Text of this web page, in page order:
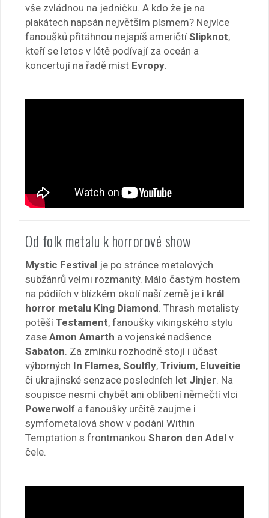
vše zvládnou na jedničku. A kdo že je na
plakátech napsán největším písmem? Nejvíce
fanoušků přitáhnou nejspíš američtí Slipknot,
kteří se letos v létě podívají za oceán a
koncertují na řadě míst Evropy
Od folk metalu k horrorové show
Mystic Festival je po stránce metalových
subžánrů velmi rozmanitý. Málo častým hostem
na pódiích v blízkém okolí naší země je i král
horror metalu King Diamond . Thrash metalisty
potěší Testament, fanoušky vikingského stylu
zase Amon Amarth a vojenské nadšence
Sabaton . Za zmínku rozhodně stojí i účast
výborných In Flames, Soulfly, Trivium, Eluveitie
či ukrajinské senzace posledních let Jinjer . Na
soupisce nesmí chybět ani oblíbení němečtí vlci
Powerwolf a fanoušky určitě zaujme i
symfometalová show v podání Within
Temptation s frontmankou Sharon den Adel v
čele.